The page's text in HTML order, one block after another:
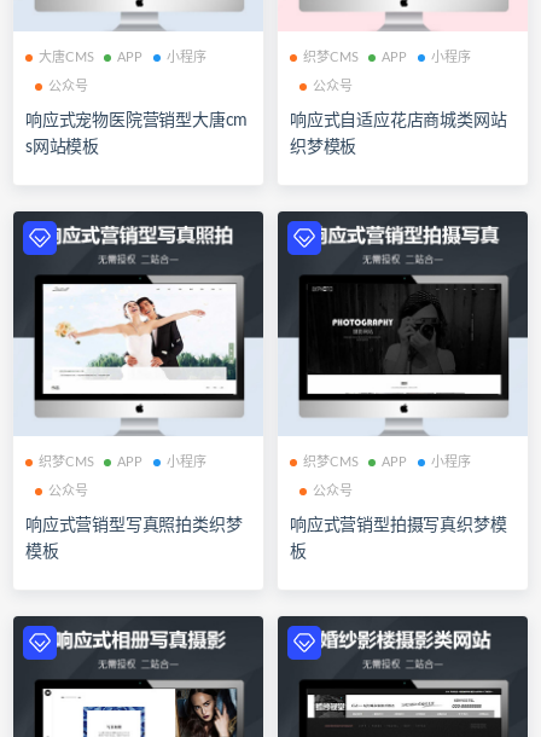
大唐CMS APP 小程序
公众号
响应式宠物医院营销型大唐cm
s网站模板
织梦CMS APP 小程序
公众号
响应式自适应花店商城类网站
织梦模板
织梦CMS APP 小程序
公众号
响应式营销型写真照拍类织梦
模板
织梦CMS APP 小程序
公众号
响应式营销型拍摄写真织梦模
板